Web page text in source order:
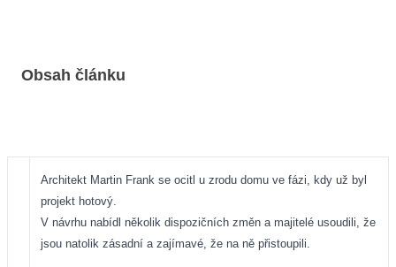
Obsah článku
Architekt Martin Frank se ocitl u zrodu domu ve fázi, kdy už byl
projekt hotový.
V návrhu nabídl několik dispozičních změn a majitelé usoudili, že
jsou natolik zásadní a zajímavé, že na ně přistoupili.